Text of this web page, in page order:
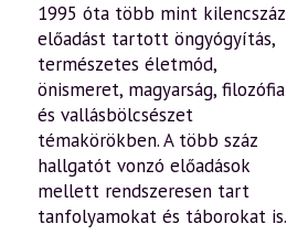
1995 óta több mint kilencszáz
előadást tartott öngyógyítás,
természetes életmód,
önismeret, magyarság, filozófia
és vallásbölcsészet
témakörökben. A több száz
hallgatót vonzó előadások
mellett rendszeresen tart
tanfolyamokat és táborokat is.